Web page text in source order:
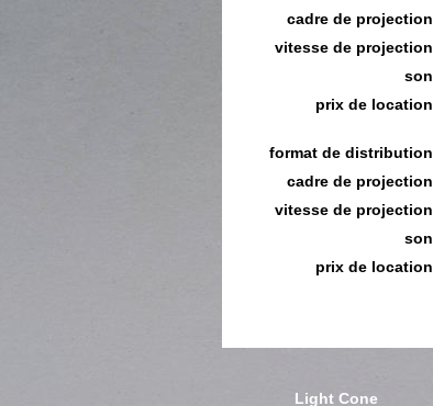
cadre de projection
vitesse de projection
son
prix de location
format de distribution
cadre de projection
vitesse de projection
son
prix de location
Light Cone